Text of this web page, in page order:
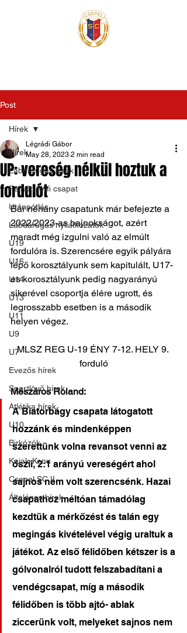
Post
Hírek
Labdarúgás hírek
Felnőtt férfi csapat
Utánpótlás
Labdarúgás nyilatkozatok
U19
U16
U14
U13
U11
U9
U7
Evezős hírek
Sportlövő hírek
Atlétika hírek
U10
Birkózók
Kajak-Kenu
Csepel SC II
Általános hírek
Hírek
UP: vereség nélkül hoztuk a
fordulót
Légrádi Gábor
May 28, 2023 2 min read
Bár néhány csapatunk már befejezte a
2022/2023-as bajnokságot, azért
maradt még izgulni való az elmúlt
fordulóra is. Szerencsére egyik pályára
lépő korosztályunk sem kapitulált, U17-
es korosztályunk pedig nagyarányú
sikerével csoportja élére ugrott, és
legrosszabb esetben is a második
helyen végez.
MLSZ REG U-19 ÉNY 7-12. HELY 9.
forduló
Mészáros Roland:
A Biatorbágy csapata látogatott
hozzánk és mindenképpen
szerettünk volna revansot venni az
őszii, 2:1 arányú vereségért ahol
sajnos nem volt szerencsénk. Hazai
csapathoz méltóan támadólag
kezdtük a mérkőzést és talán egy
megingás kivételével végig uraltuk a
játékot. Az első félidőben kétszer is a
gólvonalról tudott felszabadítani a
vendégcsapat, míg a második
félidőben is több ajtó- ablak
ziccerünk volt, melyeket sajnos nem